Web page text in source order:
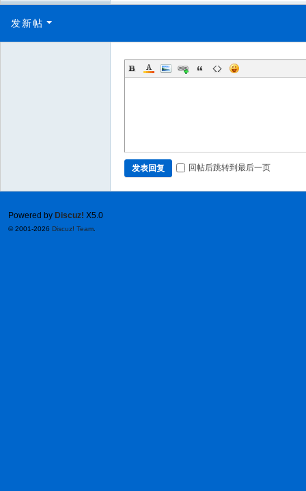
发新帖
发表回复 回帖后跳转到最后一页
Powered by Discuz! X5.0
© 2001-2026 Discuz! Team